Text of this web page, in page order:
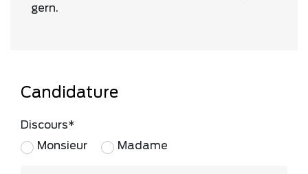
gern.
Candidature
Discours
Monsieur
Madame